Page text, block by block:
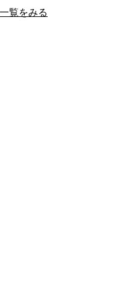
覧をみる